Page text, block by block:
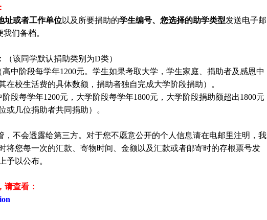
址或者工作单位以及所要捐助的学生编号、您选择的助学类型发送电子邮
我们备档。
该同学默认捐助类别为D类）
中阶段每学年1200元。 学生如果考取大学， 学生家庭、捐助者及感恩中
在校生活费的具体数额，捐助者独自完成大学阶段捐助）。
段每学年1200元，大学阶段每学年1800元，大学阶段捐助额超出1800元
或几位捐助者共同捐助）。
，不会透露给第三方。对于您不愿意公开的个人信息请在电邮里注明，我
将您每一次的汇款、寄物时间、金额以及汇款或者邮寄时的存根票号发
予以公布。
请查看：